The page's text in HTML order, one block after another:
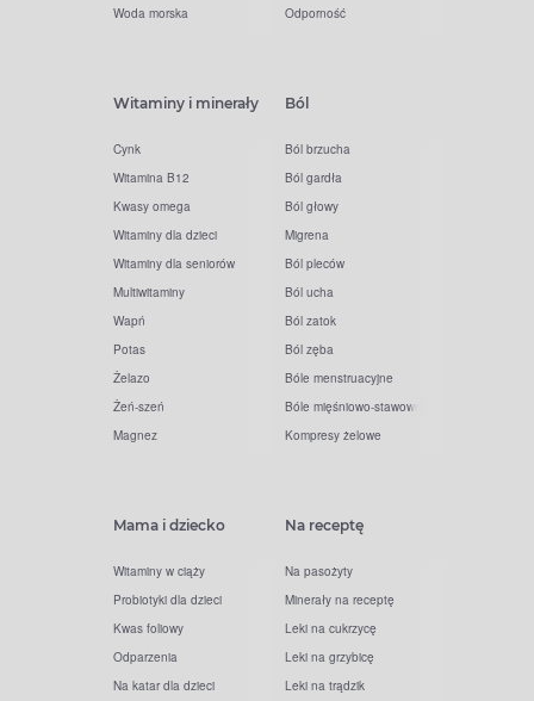
Woda morska
Odporność
Witaminy i minerały
Cynk
Witamina B12
Kwasy omega
Witaminy dla dzieci
Witaminy dla seniorów
Multiwitaminy
Wapń
Potas
Żelazo
Żeń-szeń
Magnez
Ból
Ból brzucha
Ból gardła
Ból głowy
Migrena
Ból pleców
Ból ucha
Ból zatok
Ból zęba
Bóle menstruacyjne
Bóle mięśniowo-stawowe
Kompresy żelowe
Mama i dziecko
Witaminy w ciąży
Probiotyki dla dzieci
Kwas foliowy
Odparzenia
Na katar dla dzieci
Na receptę
Na pasożyty
Minerały na receptę
Leki na cukrzycę
Leki na grzybicę
Leki na trądzik